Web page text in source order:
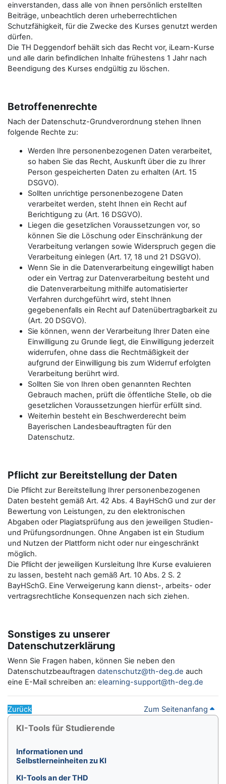
einverstanden, dass alle von ihnen persönlich erstellten
Beiträge, unbeachtlich deren urheberrechtlichen
Schutzfähigkeit, für die Zwecke des Kurses genutzt werden
dürfen.
Die TH Deggendorf behält sich das Recht vor, iLearn-Kurse
und alle darin befindlichen Inhalte frühestens 1 Jahr nach
Beendigung des Kurses endgültig zu löschen.
Betroffenenrechte
Nach der Datenschutz-Grundverordnung stehen Ihnen
folgende Rechte zu:
Werden Ihre personenbezogenen Daten verarbeitet,
so haben Sie das Recht, Auskunft über die zu Ihrer
Person gespeicherten Daten zu erhalten (Art. 15
DSGVO).
Sollten unrichtige personenbezogene Daten
verarbeitet werden, steht Ihnen ein Recht auf
Berichtigung zu (Art. 16 DSGVO).
Liegen die gesetzlichen Voraussetzungen vor, so
können Sie die Löschung oder Einschränkung der
Verarbeitung verlangen sowie Widerspruch gegen die
Verarbeitung einlegen (Art. 17, 18 und 21 DSGVO).
Wenn Sie in die Datenverarbeitung eingewilligt haben
oder ein Vertrag zur Datenverarbeitung besteht und
die Datenverarbeitung mithilfe automatisierter
Verfahren durchgeführt wird, steht Ihnen
gegebenenfalls ein Recht auf Datenübertragbarkeit zu
(Art. 20 DSGVO).
Sie können, wenn der Verarbeitung Ihrer Daten eine
Einwilligung zu Grunde liegt, die Einwilligung jederzeit
widerrufen, ohne dass die Rechtmäßigkeit der
aufgrund der Einwilligung bis zum Widerruf erfolgten
Verarbeitung berührt wird.
Sollten Sie von Ihren oben genannten Rechten
Gebrauch machen, prüft die öffentliche Stelle, ob die
gesetzlichen Voraussetzungen hierfür erfüllt sind.
Weiterhin besteht ein Beschwerderecht beim
Bayerischen Landesbeauftragten für den
Datenschutz.
Pflicht zur Bereitstellung der Daten
Die Pflicht zur Bereitstellung Ihrer personenbezogenen
Daten besteht gemäß Art. 42 Abs. 4 BayHSchG und zur der
Bewertung von Leistungen, zu den elektronischen
Abgaben oder Plagiatsprüfung aus den jeweiligen Studien-
und Prüfungsordnungen. Ohne Angaben ist ein Studium
und Nutzen der Plattform nicht oder nur eingeschränkt
möglich.
Die Pflicht der jeweiligen Kursleitung Ihre Kurse evaluieren
zu lassen, besteht nach gemäß Art. 10 Abs. 2 S. 2
BayHSchG. Eine Verweigerung kann dienst-, arbeits- oder
vertragsrechtliche Konsequenzen nach sich ziehen.
Sonstiges zu unserer
Datenschutzerklärung
Wenn Sie Fragen haben, können Sie neben den
Datenschutzbeauftragen datenschutz@th-deg.de auch
eine E-Mail schreiben an: elearning-support@th-deg.de
Zurück Zum Seitenanfang
Blöcke
KI-Tools für Studierende überspringen
KI-Tools für Studierende
Informationen und
Selbstlerneinheiten zu KI
KI-Tools an der THD